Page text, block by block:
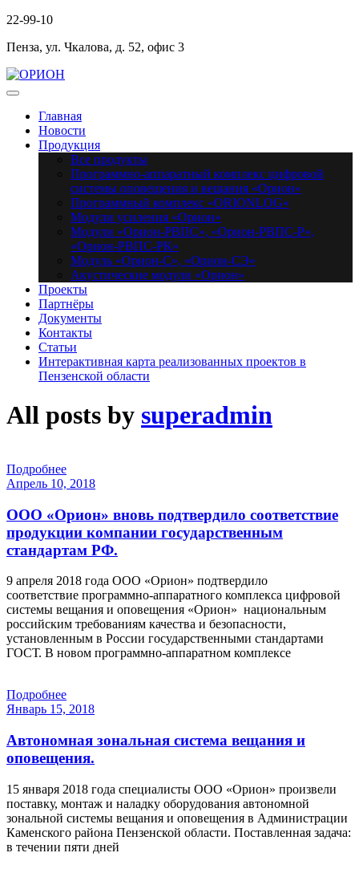
22-99-10
Пенза, ул. Чкалова, д. 52, офис 3
Главная
Новости
Продукция
Все продукты
Программно-аппаратный комплекс цифровой
системы оповещения и вещания «Орион»
Программный комплекс «ORIONLOG»
Модули усиления «Орион»
Модули «Орион-РВПС», «Орион-РВПС-Р»,
«Орион-РВПС-РК»
Модуль «Орион-С», «Орион-СЭ»
Акустические модули «Орион»
Проекты
Партнёры
Документы
Контакты
Статьи
Интерактивная карта реализованных проектов в
Пензенской области
All posts by superadmin
Подробнее
Апрель 10, 2018
ООО «Орион» вновь подтвердило соответствие
продукции компании государственным
стандартам РФ.
9 апреля 2018 года ООО «Орион» подтвердило
соответствие программно-аппаратного комплекса цифровой
системы вещания и оповещения «Орион» национальным
российским требованиям качества и безопасности,
установленным в России государственными стандартами
ГОСТ. В новом программно-аппаратном комплексе
Подробнее
Январь 15, 2018
Автономная зональная система вещания и
оповещения.
15 января 2018 года специалисты ООО «Орион» произвели
поставку, монтаж и наладку оборудования автономной
зональной системы вещания и оповещения в Администрации
Каменского района Пензенской области. Поставленная задача:
в течении пяти дней